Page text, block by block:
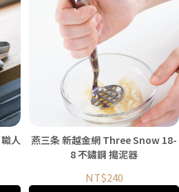
燕三条 新越金網 Three Snow 18-
8 不鏽鋼 搗泥器
NT$240